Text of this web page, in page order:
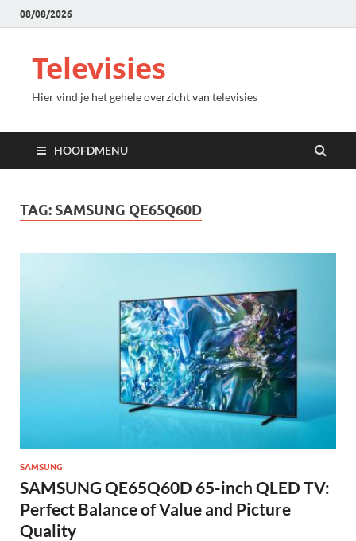
08/08/2026
Televisies
Hier vind je het gehele overzicht van televisies
HOOFDMENU
TAG: SAMSUNG QE65Q60D
SAMSUNG
SAMSUNG QE65Q60D 65-inch QLED TV:
Perfect Balance of Value and Picture
Quality